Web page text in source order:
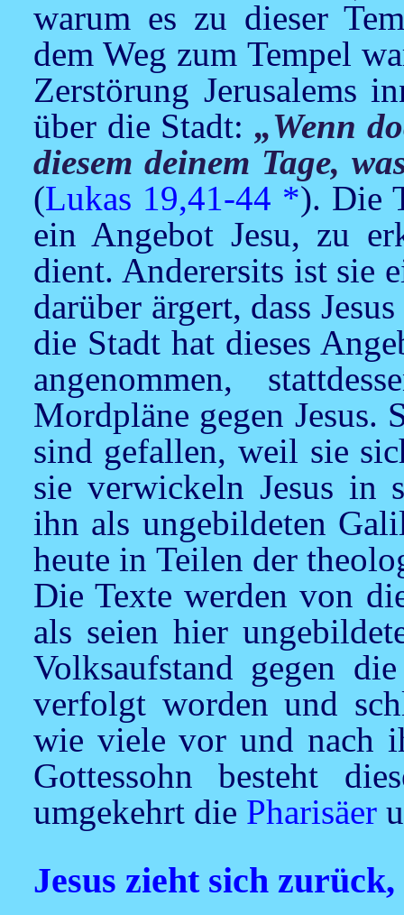
warum es zu dieser
dem Weg zum Tempel
Zerstörung Jerusalems
über die Stadt: „Wenn
diesem deinem Tage,
(Lukas 19,41-44 *). Die
ein Angebot Jesu, zu
dient. Anderersits ist sie
darüber ärgert, dassJesus
die Stadt hat dieses
angenommen,
Mordpläne gegen Jesus.
sind gefallen, weil sie
sie verwickeln Jesus in
ihn als ungebildeten
heute in Teilen der
Die Texte werden von
als seien hier
Volksaufstand gegen
verfolgt worden und
wie viele vor und nach
Gottessohn besteht
umgekehrt die Pharisäer
Jesus zieht sich